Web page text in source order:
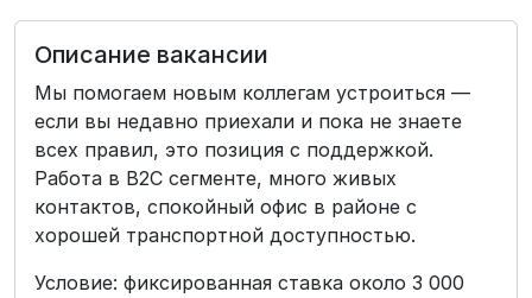
Описание вакансии
Мы помогаем новым коллегам устроиться —
если вы недавно приехали и пока не знаете
всех правил, это позиция с поддержкой.
Работа в B2C сегменте, много живых
контактов, спокойный офис в районе с
хорошей транспортной доступностью.
Условие: фиксированная ставка около 3 000